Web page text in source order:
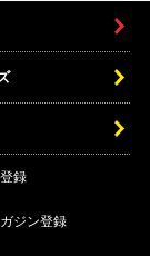
録
ジン登録